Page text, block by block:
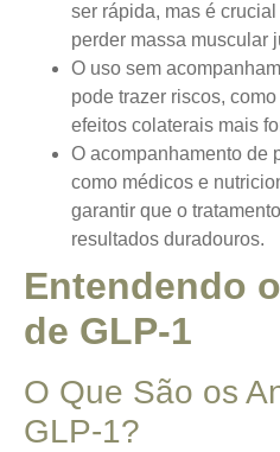
ser rápida, mas é
perder massa muscular
O uso sem
pode trazer riscos,
efeitos colaterais mais
O acompanhamento de
como médicos e
garantir que o
resultados duradouros.
Entendendo
de GLP-1
O Que São os
GLP-1?